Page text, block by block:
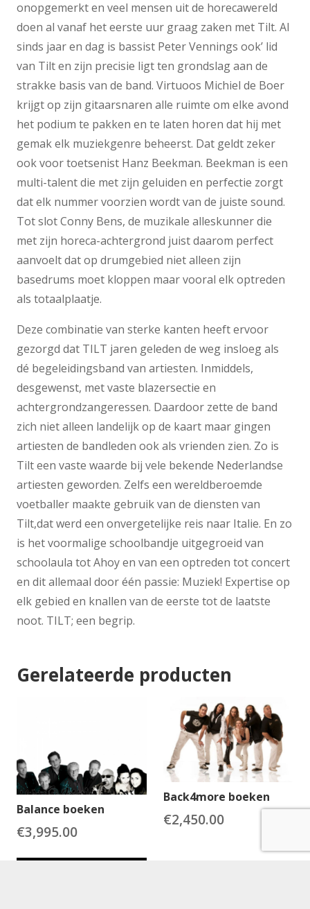
onopgemerkt en veel mensen uit de horecawereld
doen al vanaf het eerste uur graag zaken met Tilt. Al
sinds jaar en dag is bassist Peter Vennings ook’ lid
van Tilt en zijn precisie ligt ten grondslag aan de
strakke basis van de band. Virtuoos Michiel de Boer
krijgt op zijn gitaarsnaren alle ruimte om elke avond
het podium te pakken en te laten horen dat hij met
gemak elk muziekgenre beheerst. Dat geldt zeker
ook voor toetsenist Hanz Beekman. Beekman is een
multi-talent die met zijn geluiden en perfectie zorgt
dat elk nummer voorzien wordt van de juiste sound.
Tot slot Conny Bens, de muzikale alleskunner die
met zijn horeca-achtergrond juist daarom perfect
aanvoelt dat op drumgebied niet alleen zijn
basedrums moet kloppen maar vooral elk optreden
als totaalplaatje.
Deze combinatie van sterke kanten heeft ervoor
gezorgd dat TILT jaren geleden de weg insloeg als
dé begeleidingsband van artiesten. Inmiddels,
desgewenst, met vaste blazersectie en
achtergrondzangeressen. Daardoor zette de band
zich niet alleen landelijk op de kaart maar gingen
artiesten de bandleden ook als vrienden zien. Zo is
Tilt een vaste waarde bij vele bekende Nederlandse
artiesten geworden. Zelfs een wereldberoemde
voetballer maakte gebruik van de diensten van
Tilt,dat werd een onvergetelijke reis naar Italie. En zo
is het voormalige schoolbandje uitgegroeid van
schoolaula tot Ahoy en van een optreden tot concert
en dit allemaal door één passie: Muziek! Expertise op
elk gebied en knallen van de eerste tot de laatste
noot. TILT; een begrip.
Gerelateerde producten
Balance boeken
€3,995.00
Back4more boeken
€2,450.00